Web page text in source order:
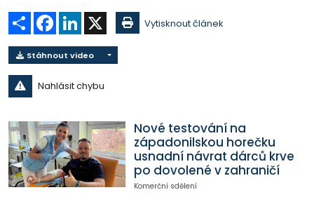
Sdílet Facebook
LinkedIn Vytisknout článek
Stáhnout video
Nahlásit chybu
Nové testování na
západonilskou horečku
usnadní návrat dárců krve
po dovolené v zahraničí
Komerční sdělení